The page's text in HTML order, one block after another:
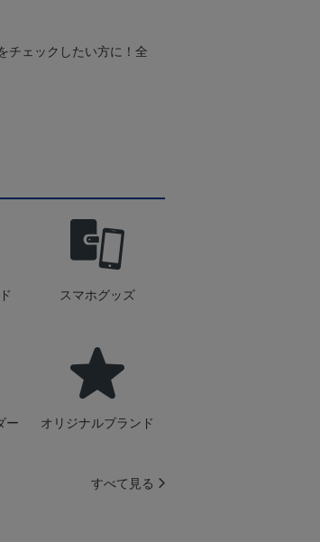
チェックしたい方に！全
スマホグッズ
ー オリジナルブランド
すべて見る